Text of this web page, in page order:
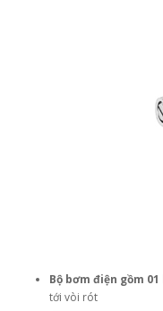
Bộ bơm điện gồm
tới vòi rót